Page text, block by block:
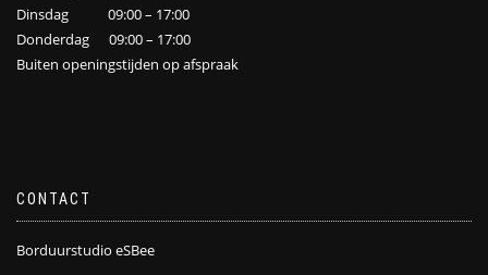
Dinsdag 09:00 – 17:00
Donderdag 09:00 – 17:00
Buiten openingstijden op afspraak
CONTACT
Borduurstudio eSBee